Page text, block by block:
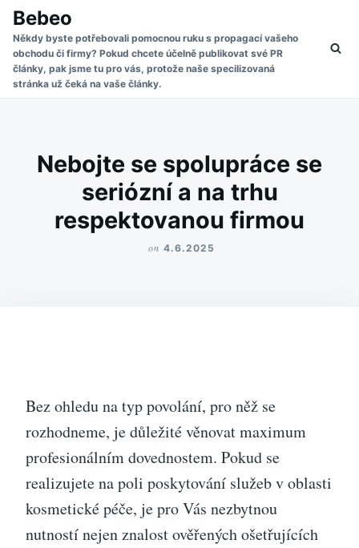
Skip
content
Search
for:
Bebeo
Někdy byste potřebovali pomocnou ruku s propagací vašeho
obchodu či firmy? Pokud chcete účelně publikovat své PR
články, pak jsme tu pro vás, protože naše specilizovaná
stránka už čeká na vaše články.
Nebojte se spolupráce se
seriózní a na trhu
respektovanou firmou
on 4.6.2025
Bez ohledu na typ povolání, pro něž se
rozhodneme, je důležité věnovat maximum
profesionálním dovednostem. Pokud se
realizujete na poli poskytování služeb v oblasti
kosmetické péče, je pro Vás nezbytnou
nutností nejen znalost ověřených ošetřujících